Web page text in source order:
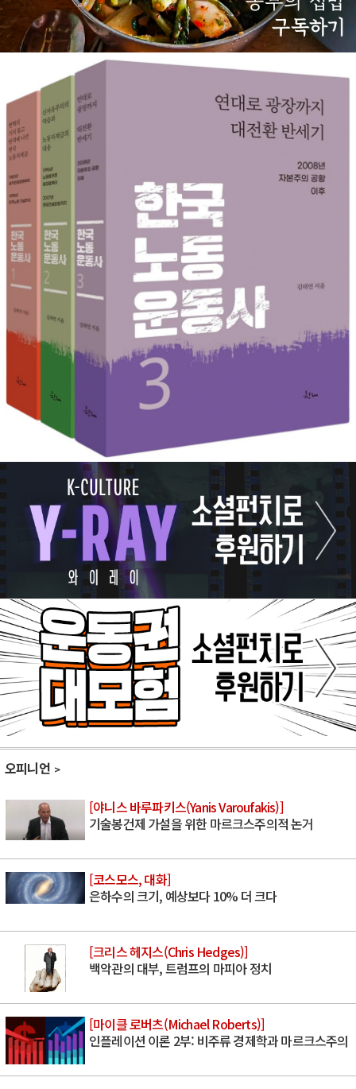
오피니언
[야니스 바루파키스(Yanis Varoufakis)]
기술봉건제 가설을 위한 마르크스주의적 논거
[코스모스, 대화]
은하수의 크기, 예상보다 10% 더 크다
[크리스 헤지스(Chris Hedges)]
백악관의 대부, 트럼프의 마피아 정치
[마이클 로버츠(Michael Roberts)]
인플레이션 이론 2부: 비주류 경제학과 마르크스주의